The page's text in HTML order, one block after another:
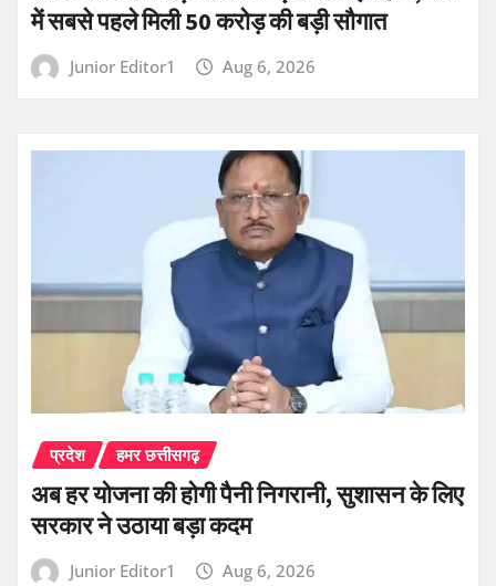
में सबसे पहले मिली 50 करोड़ की बड़ी सौगात
Junior Editor1 Aug 6, 2026
प्रदेश हमर छत्तीसगढ़
अब हर योजना की होगी पैनी निगरानी, सुशासन के लिए
सरकार ने उठाया बड़ा कदम
Junior Editor1 Aug 6, 2026